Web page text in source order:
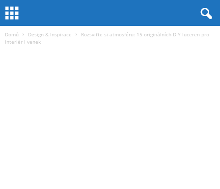
Domů Design & Inspirace
Rozsviťte si atmosféru: 15 originálních DIY luceren pro
interiér i venek